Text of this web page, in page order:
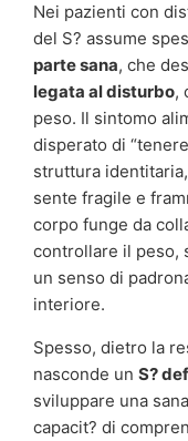
Nei pazienti con
del S? assume
parte sana, che
legata al disturbo,
peso. Il sintomo
disperato di
struttura
sente fragile e
corpo funge da
controllare il peso,
un senso di
interiore.
Spesso, dietro la
nasconde un S?
sviluppare una sana
capacit? di